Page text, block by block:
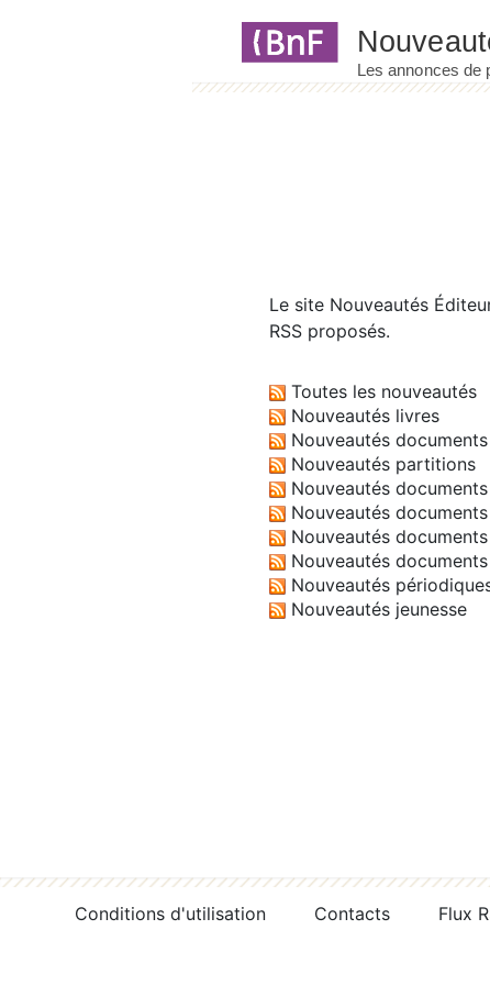
Le site Nouveautés
RSS proposés.
Toutes les nouveautés
Nouveautés livres
Nouveautés
Nouveautés partitions
Nouveautés
Nouveautés
Nouveautés
Nouveautés
Nouveautés
Nouveautés jeunesse
Conditions d'utilisation Contacts Flux